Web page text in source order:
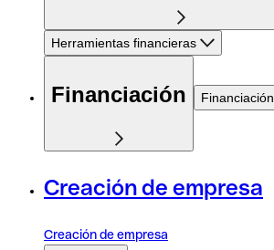
Herramientas financieras
Financiación Financiación
Creación de empresa
Creación de empresa